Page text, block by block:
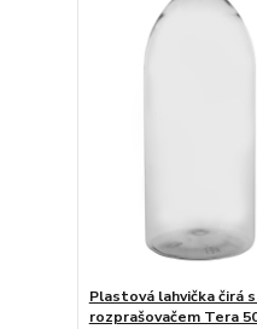
Plastová lahvička čirá
rozprašovačem Tera